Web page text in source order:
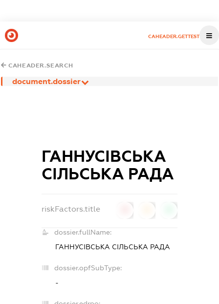
CAHEADER.GETTEST
CAHEADER.SEARCH
document.dossier
ГАННУСІВСЬКА
СІЛЬСЬКА РАДА
riskFactors.title
dossier.fullName:
ГАННУСІВСЬКА СІЛЬСЬКА РАДА
dossier.opfSubType:
-